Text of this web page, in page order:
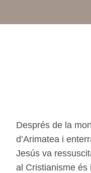
Després de la
d’Arimatea i
Jesús va
al Cristianisme és